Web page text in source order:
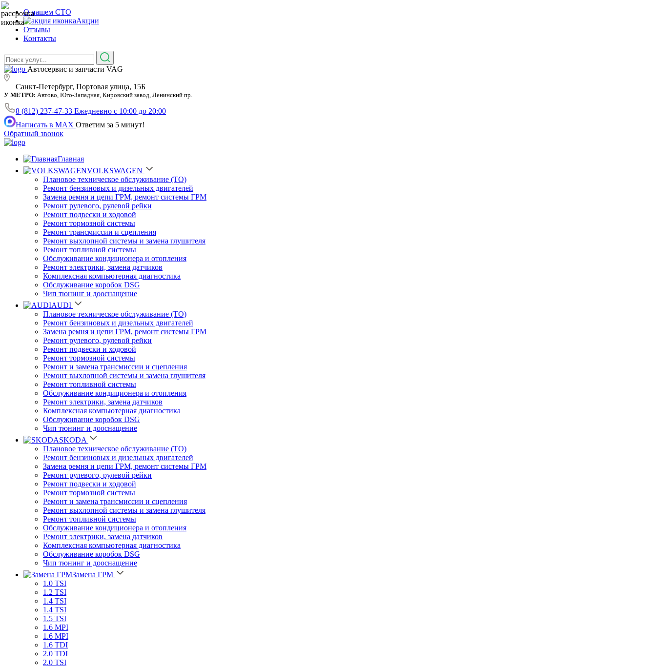
О нашем СТО
Акции
Отзывы
Контакты
Автосервис и запчасти VAG
Санкт-Петербург, Портовая улица, 15Б
У МЕТРО: Автово, Юго-Западная, Кировский завод, Ленинский пр.
8 (812) 237-47-33 Ежедневно с 10:00 до 20:00
Написать в MAX Ответим за 5 минут!
Обратный звонок
Главная
VOLKSWAGEN
Плановое техническое обслуживание (ТО)
Ремонт бензиновых и дизельных двигателей
Замена ремня и цепи ГРМ, ремонт системы ГРМ
Ремонт рулевого, рулевой рейки
Ремонт подвески и ходовой
Ремонт тормозной системы
Ремонт трансмиссии и сцепления
Ремонт выхлопной системы и замена глушителя
Ремонт топливной системы
Обслуживание кондиционера и отопления
Ремонт электрики, замена датчиков
Комплексная компьютерная диагностика
Обслуживание коробок DSG
Чип тюнинг и дооснащение
AUDI
Плановое техническое обслуживание (ТО)
Ремонт бензиновых и дизельных двигателей
Замена ремня и цепи ГРМ, ремонт системы ГРМ
Ремонт рулевого, рулевой рейки
Ремонт подвески и ходовой
Ремонт тормозной системы
Ремонт и замена трансмиссии и сцепления
Ремонт выхлопной системы и замена глушителя
Ремонт топливной системы
Обслуживание кондиционера и отопления
Ремонт электрики, замена датчиков
Комплексная компьютерная диагностика
Обслуживание коробок DSG
Чип тюнинг и дооснащение
SKODA
Плановое техническое обслуживание (ТО)
Ремонт бензиновых и дизельных двигателей
Замена ремня и цепи ГРМ, ремонт системы ГРМ
Ремонт рулевого, рулевой рейки
Ремонт подвески и ходовой
Ремонт тормозной системы
Ремонт и замена трансмиссии и сцепления
Ремонт выхлопной системы и замена глушителя
Ремонт топливной системы
Обслуживание кондиционера и отопления
Ремонт электрики, замена датчиков
Комплексная компьютерная диагностика
Обслуживание коробок DSG
Чип тюнинг и дооснащение
Замена ГРМ
1.0 TSI
1.2 TSI
1.4 TSI
1.4 TSI
1.5 TSI
1.6 MPI
1.6 MPI
1.6 TDI
2.0 TDI
2.0 TSI